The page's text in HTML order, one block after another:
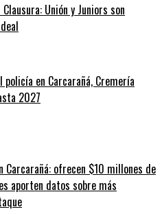
Unión y Juniors son
en Carcarañá, Cremería
2027
Carcarañá: ofrecen $10 millones de
aporten datos sobre más